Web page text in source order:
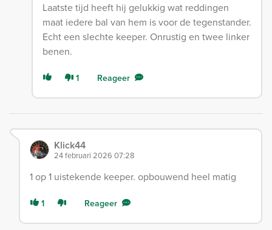
Laatste tijd heeft hij gelukkig wat reddingen
maat iedere bal van hem is voor de tegenstander.
Echt een slechte keeper. Onrustig en twee linker
benen.
1 Reageer
Klick44
24 februari 2026 07:28
1 op 1 uistekende keeper. opbouwend heel matig
1 Reageer